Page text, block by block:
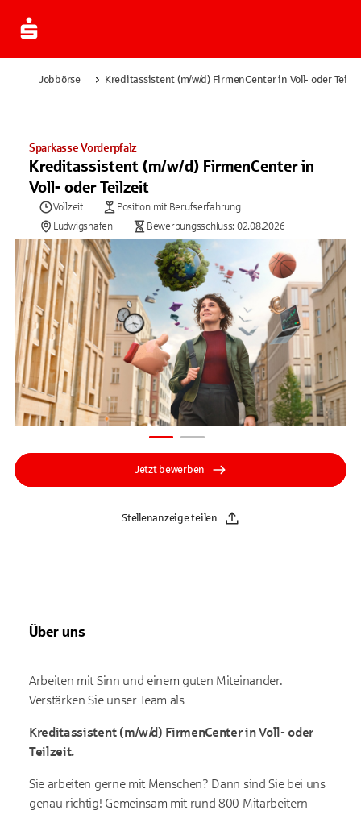
Jobbörse Kreditassistent (m/w/d) FirmenCenter in Voll- oder
Sparkasse Vorderpfalz
Kreditassistent (m/w/d) FirmenCenter in
Voll- oder Teilzeit
Vollzeit
Position mit Berufserfahrung
Ludwigshafen
Bewerbungsschluss: 02.08.2026
Jetzt bewerben
Stellenanzeige teilen
Über uns
Arbeiten mit Sinn und einem guten Miteinander.
Verstärken Sie unser Team als
Kreditassistent (m/w/d) FirmenCenter in Voll- oder
Teilzeit.
Sie arbeiten gerne mit Menschen? Dann sind Sie bei uns
genau richtig! Gemeinsam mit rund 800 Mitarbeitern